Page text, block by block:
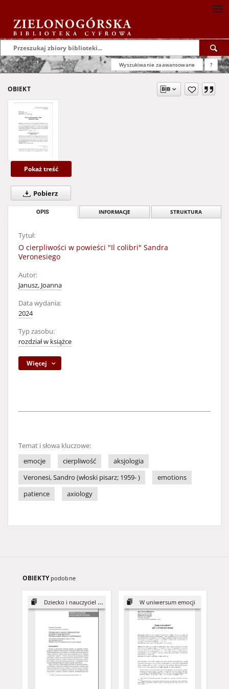
Wyszukiwanie zaawansowane ?
OBIEKT
Pokaż treść
Pobierz
OPIS INFORMACJE STRUKTURA
Tytuł:
O cierpliwości w powieści "Il colibri" Sandra
Veronesiego
Autor:
Janusz, Joanna
Data wydania:
2024
Typ zasobu:
rozdział w książce
Więcej
Temat i słowa kluczowe:
emocje
cierpliwość
aksjologia
Veronesi, Sandro (włoski pisarz; 1959- )
emotions
patience
axiology
OBIEKTY podobne
Dziecko i nauczyciel w kulturze artystycznej W uniwersum emocji